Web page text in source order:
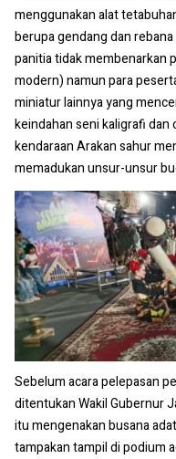
menggunakan alat
berupa gendang dan
panitia tidak membenarkan
modern) namun para
miniatur lainnya yang
keindahan seni kaligrafi
kendaraan Arakan sahur
memadukan unsur-unsur
Sebelum acara pelepasan
ditentukan Wakil Gubernur
itu mengenakan busana
tampakan tampil di podium